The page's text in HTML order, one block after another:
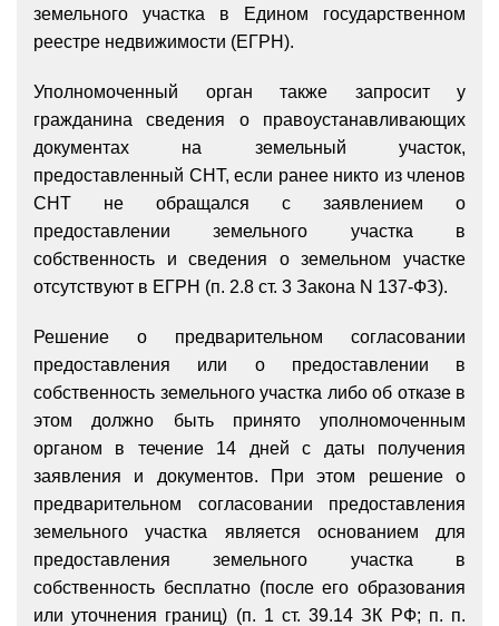
земельного участка в Едином государственном
реестре недвижимости (ЕГРН).
Уполномоченный орган также запросит у
гражданина сведения о правоустанавливающих
документах на земельный участок,
предоставленный СНТ, если ранее никто из членов
СНТ не обращался с заявлением о
предоставлении земельного участка в
собственность и сведения о земельном участке
отсутствуют в ЕГРН (п. 2.8 ст. 3 Закона N 137-ФЗ).
Решение о предварительном согласовании
предоставления или о предоставлении в
собственность земельного участка либо об отказе в
этом должно быть принято уполномоченным
органом в течение 14 дней с даты получения
заявления и документов. При этом решение о
предварительном согласовании предоставления
земельного участка является основанием для
предоставления земельного участка в
собственность бесплатно (после его образования
или уточнения границ) (п. 1 ст. 39.14 ЗК РФ; п. п.